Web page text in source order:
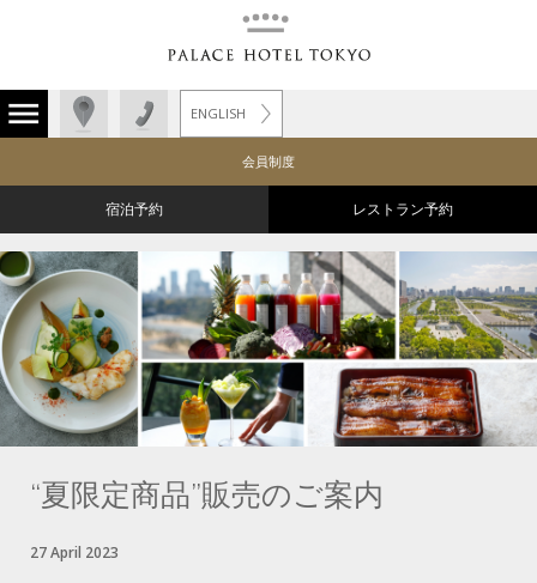
ENGLISH
会員制度
宿泊予約 レストラン予約
“夏限定商品”販売のご案内
27 April 2023